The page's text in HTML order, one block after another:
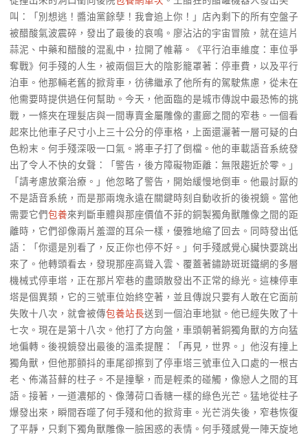
叫：「別想逃！醬油黨餘孽！我會追上你！」店內剩下的所有空盤子
被醋酸氣波震碎，發出了最後的哀鳴。廖沾沾的宇宙冒險，就在這片
蒜泥、中藥和醋酸的混亂中，拉開了帷幕。《平行泊車維度：車位爭
奪戰》何手殘的人生，被兩個巨大的陰影籠罩著：停車費，以及平行
泊車。他那輛老舊的掀背車，彷彿繼承了他所有的駕駛焦慮，從未在
他需要時提供過任何幫助。今天，他面臨的是城市傳說中最恐怖的挑
戰，一條夾在理髮店與一間專賣金屬雕像的畫廊之間的窄巷。一個看
起來比他車子尺寸小上三十公分的停車格，上面還灑著一層可疑的白
色粉末。何手殘深吸一口氣。將車子打了倒檔。他的車載語音系統發
出了令人不快的女聲：「警告，後方障礙物距離：無限趨近於零。」
「請考慮放棄治療。」他忽略了警告，開始緩慢地倒車。他最討厭的
不是語音系統，而是那兩塊永遠在關鍵時刻自動收折的後視鏡。當他
需要它們包養來判斷車體與那座價值不菲的銅製獨角獸雕像之間的距
離時，它們卻像兩片羞澀的耳朵一樣，優雅地縮了回去。同時發出低
語：「你還是別看了，反正你也停不好。」何手殘感覺心臟快要跳出
來了。他轉頭看去，發現那座高聳入雲、覆蓋著鏽跡斑斑鐵網的多層
機械式停車塔，正在那片窄巷的盡頭散發出不正常的綠光。這棟停車
塔是個異類，它的三號車位始終空著，並且傳說只要有人敢在它面前
失敗十八次，就會被傳包養站長送到一個泊車地獄。他已經失敗了十
七次。現在是第十八次。他打了方向盤，車頭朝著銅獨角獸的方向猛
地偏轉。後視鏡發出最後的溫柔提醒：「再見，世界。」他沒有撞上
獨角獸，但他那顫抖的車尾卻擦到了停車塔三號車位入口處的一根古
老、佈滿苔蘚的柱子。不是撞擊，而是輕柔的碰觸，像戀人之間的耳
語。接著，一道濃郁的、像薄荷口香糖一樣的綠色光芒。猛地從柱子
爆發出來，瞬間吞噬了何手殘和他的掀背車。光芒消失後，窄巷恢復
了平靜，只剩下獨角獸雕像一臉困惑的表情。何手殘感覺一陣天旋地